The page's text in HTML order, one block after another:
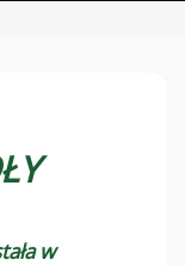
w